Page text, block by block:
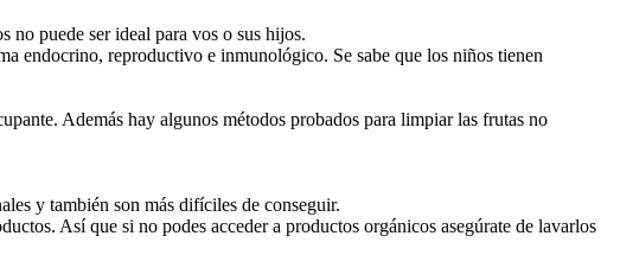
no puede ser ideal para vos o sus hijos.
endocrino, reproductivo e inmunológico. Se sabe que los niños tienen
Además hay algunos métodos probados para limpiar las frutas no
y también son más difíciles de conseguir.
Así que si no podes acceder a productos orgánicos asegúrate de lavarlos